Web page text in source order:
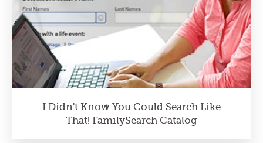
I Didn't Know You Could Search Like
That! FamilySearch Catalog